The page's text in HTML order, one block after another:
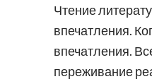
Чтение
впечатления.
впечатления.
переживание